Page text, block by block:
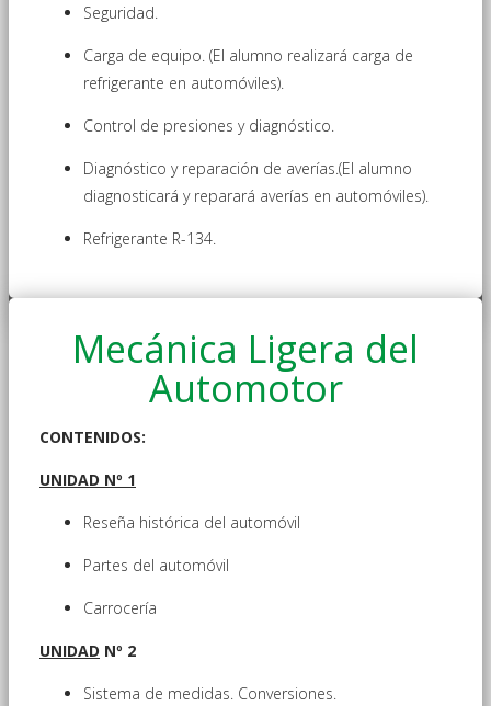
Seguridad.
Carga de equipo. (El alumno realizará carga de
refrigerante en automóviles).
Control de presiones y diagnóstico.
Diagnóstico y reparación de averías.(El alumno
diagnosticará y reparará averías en automóviles).
Refrigerante R-134.
Mecánica Ligera del
Automotor
CONTENIDOS:
UNIDAD Nº 1
Reseña histórica del automóvil
Partes del automóvil
Carrocería
UNIDAD Nº 2
Sistema de medidas. Conversiones.